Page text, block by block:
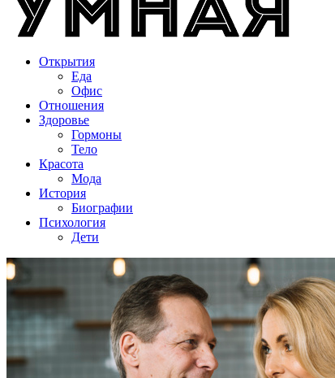
Открытия
Еда
Офис
Отношения
Здоровье
Гормоны
Тело
Красота
Мода
История
Биографии
Психология
Дети